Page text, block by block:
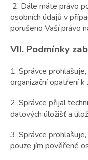
2. Dále máte právo
osobních údajů v
porušeno Vaší právo
VII. Podmínky
1. Správce
organizační opatření k
2. Správce přijal
datových úložišť a
3. Správce
pouze jím pověřené